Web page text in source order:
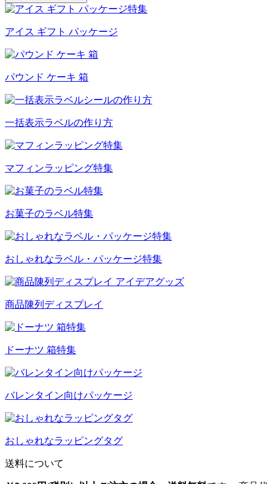
アイス ギフト パッケージ
パウンド ケーキ 箱
一括表示ラベルの作り方
マフィンラッピング特集
お菓子のラベル特集
おしゃれなラベル・パッケージ特集
商品陳列ディスプレイ
ドーナツ 箱特集
バレンタイン向けパッケージ
おしゃれなラッピングタグ
送料について